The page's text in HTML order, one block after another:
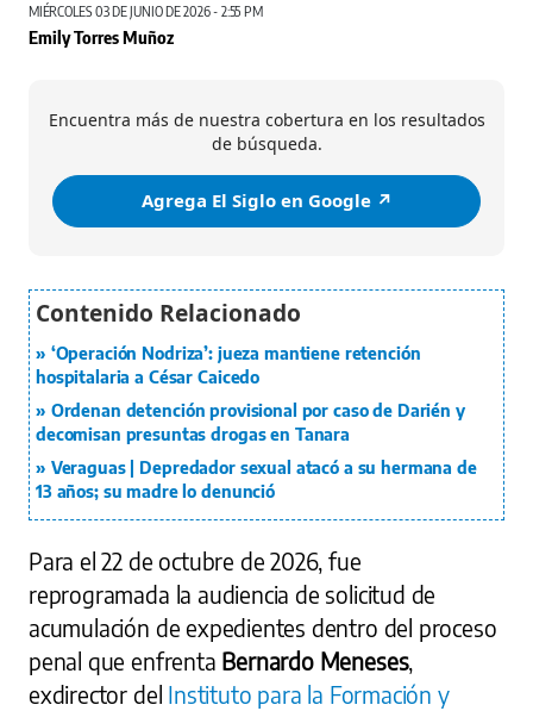
MIÉRCOLES 03 DE JUNIO DE 2026 - 2:55 PM
Emily Torres Muñoz
Encuentra más de nuestra cobertura en los resultados
de búsqueda.
Agrega El Siglo en Google ↗️
‘Operación Nodriza’: jueza mantiene retención
hospitalaria a César Caicedo
Ordenan detención provisional por caso de Darién y
decomisan presuntas drogas en Tanara
Veraguas | Depredador sexual atacó a su hermana de
13 años; su madre lo denunció
Para el 22 de octubre de 2026, fue
reprogramada la audiencia de solicitud de
acumulación de expedientes dentro del proceso
penal que enfrenta Bernardo Meneses,
exdirector del Instituto para la Formación y